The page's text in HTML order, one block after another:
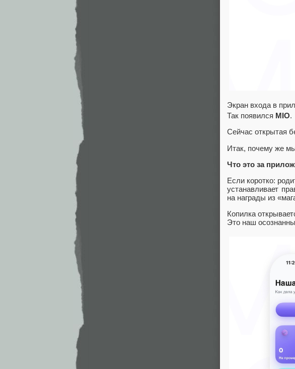
Экран входа в
Так появился MIO.
Сейчас открытая
Итак, почему же
Что это за
Если коротко:
устанавливает
на награды из
Копилка
Это наш